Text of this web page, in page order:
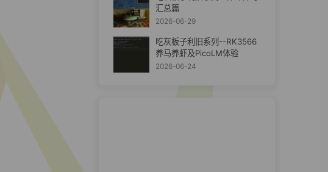
汇总篇
2026-06-29
吃灰板子利旧系列--RK3566
养马养虾及PicoLM体验
2026-06-24